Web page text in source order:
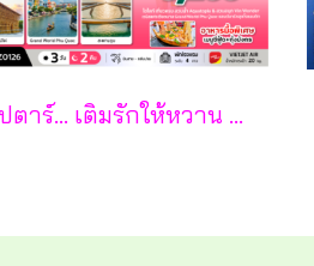
ซุปตาร์... เติมรักให้หวาน กลางเกาะฟูก๊วก 3 วัน 2 คืน - VZ